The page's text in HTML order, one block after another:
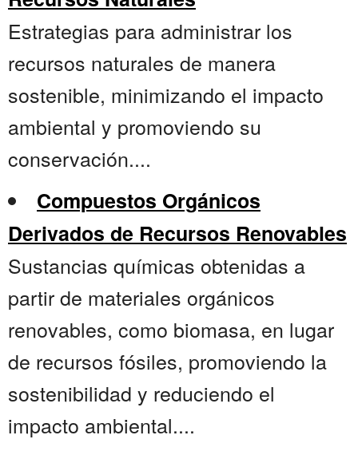
Estrategias para administrar los
recursos naturales de manera
sostenible, minimizando el impacto
ambiental y promoviendo su
conservación....
Compuestos Orgánicos
Derivados de Recursos Renovables
Sustancias químicas obtenidas a
partir de materiales orgánicos
renovables, como biomasa, en lugar
de recursos fósiles, promoviendo la
sostenibilidad y reduciendo el
impacto ambiental....